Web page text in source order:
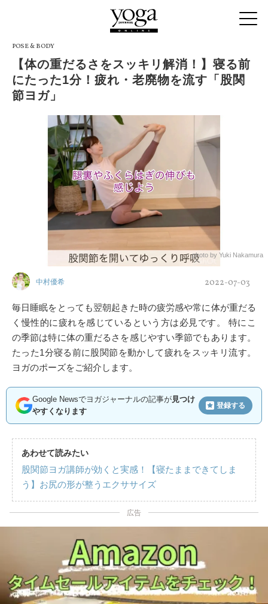
POSE & BODY
【体の重だるさをスッキリ解消！】寝る前
にたった1分！疲れ・老廃物を流す「股関
節ヨガ」
photo by Yuki Nakamura
中村優希 2022-07-03
毎日睡眠をとっても翌朝起きた時の疲労感や常に体が重だる
く慢性的に疲れを感じているという方は必見です。 特にこ
の季節は特に体の重だるさを感じやすい季節でもあります。
たった1分寝る前に股関節を動かして疲れをスッキリ流す。
ヨガのポーズをご紹介します。
Google Newsでヨガジャーナルの記事が見つけ
やすくなります
登録する
あわせて読みたい
股関節ヨガ講師が効くと実感！【寝たままできてしま
う】お尻の形が整うエクササイズ
広告